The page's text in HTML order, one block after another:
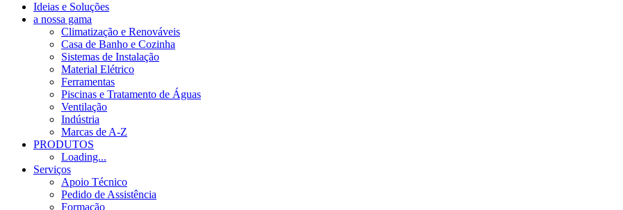
Ideias e Soluções
a nossa gama
Climatização e Renováveis
Casa de Banho e Cozinha
Sistemas de Instalação
Material Elétrico
Ferramentas
Piscinas e Tratamento de Águas
Ventilação
Indústria
Marcas de A-Z
PRODUTOS
Loading...
Serviços
Apoio Técnico
Pedido de Assistência
Formação